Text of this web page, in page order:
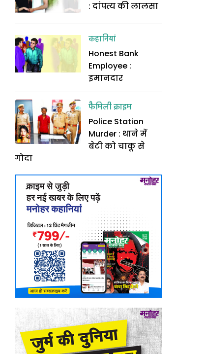
: दांपत्य की लालसा
कहानियां
Honest Bank
Employee :
इमानदार
फैमिली क्राइम
Police Station
Murder : थाने में
बेटी को चाकू से
गोदा